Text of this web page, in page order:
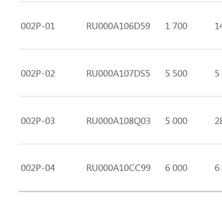
002P-01 RU000A106D59 1 700
002Р-02 RU000A107DS5 5 500 5
002Р-03 RU000A108Q03 5 000
002P-04 RU000A10CC99 6 000 6